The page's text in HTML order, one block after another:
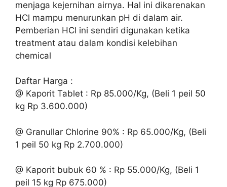
menjaga kejernihan airnya. Hal ini dikarenakan
HCl mampu menurunkan pH di dalam air.
Pemberian HCl ini sendiri digunakan ketika
treatment atau dalam kondisi kelebihan
chemical
Daftar Harga :
@ Kaporit Tablet : Rp 85.000/Kg, (Beli 1 peil 50
kg Rp 3.600.000)
@ Granullar Chlorine 90% : Rp 65.000/Kg, (Beli
1 peil 50 kg Rp 2.700.000)
@ Kaporit bubuk 60 % : Rp 55.000/Kg, (Beli 1
peil 15 kg Rp 675.000)